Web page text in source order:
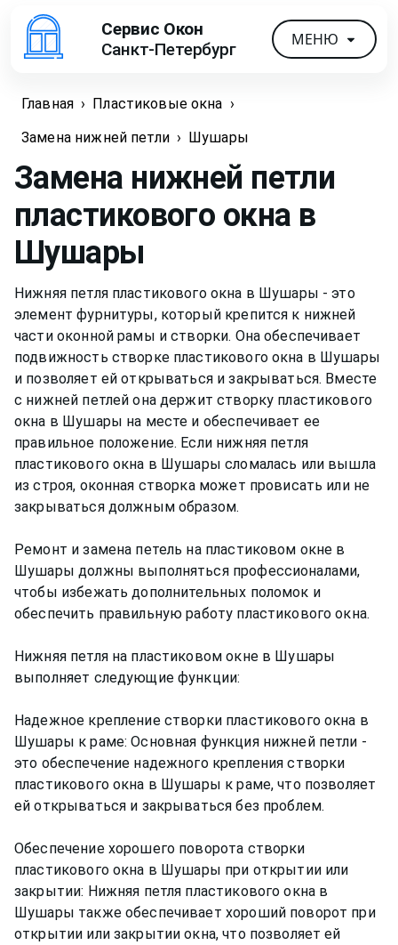
Сервис Окон
Санкт-Петербург
МЕНЮ
Главная › Пластиковые окна ›
Замена нижней петли › Шушары
Замена нижней петли
пластикового окна в
Шушары
Нижняя петля пластикового окна в Шушары - это
элемент фурнитуры, который крепится к нижней
части оконной рамы и створки. Она обеспечивает
подвижность створке пластикового окна в Шушары
и позволяет ей открываться и закрываться. Вместе
с нижней петлей она держит створку пластикового
окна в Шушары на месте и обеспечивает ее
правильное положение. Если нижняя петля
пластикового окна в Шушары сломалась или вышла
из строя, оконная створка может провисать или не
закрываться должным образом.
Ремонт и замена петель на пластиковом окне в
Шушары должны выполняться профессионалами,
чтобы избежать дополнительных поломок и
обеспечить правильную работу пластикового окна.
Нижняя петля на пластиковом окне в Шушары
выполняет следующие функции:
Надежное крепление створки пластикового окна в
Шушары к раме: Основная функция нижней петли -
это обеспечение надежного крепления створки
пластикового окна в Шушары к раме, что позволяет
ей открываться и закрываться без проблем.
Обеспечение хорошего поворота створки
пластикового окна в Шушары при открытии или
закрытии: Нижняя петля пластикового окна в
Шушары также обеспечивает хороший поворот при
открытии или закрытии окна, что позволяет ей